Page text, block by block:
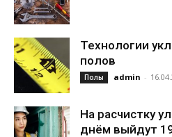
Технологии
полов
Полы admin -
На расчистку
днём выйдут